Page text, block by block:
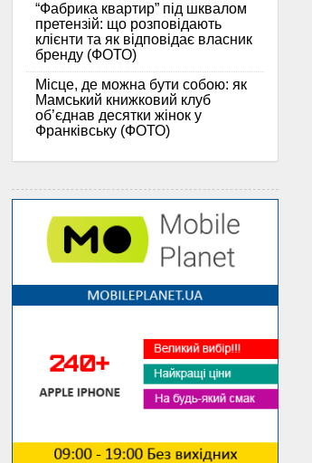
“Фабрика квартир” під шквалом
претензій: що розповідають
клієнти та як відповідає власник
бренду (ФОТО)
Місце, де можна бути собою: як
Мамський книжковий клуб
об’єднав десятки жінок у
Франківську (ФОТО)